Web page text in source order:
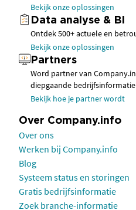
Bekijk onze oplossingen
Data analyse & BI
Ontdek 500+ actuele en
Bekijk onze oplossingen
Partners
Word partner van
diepgaande bedrijfsinformatie
Bekijk hoe je partner wordt
Over Company.info
Over ons
Werken bij Company.info
Blog
Systeem status en storingen
Gratis bedrijfsinformatie
Zoek branche-informatie